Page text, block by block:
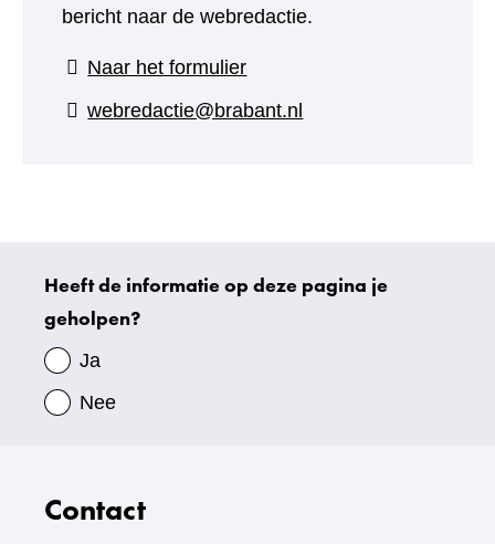
bericht naar de webredactie.
Naar het formulier(verwijst
naar
webredactie@brabant.nl
Uw
gegevens
Heeft de informatie op deze pagina je
geholpen?
Ja
Nee
Contact